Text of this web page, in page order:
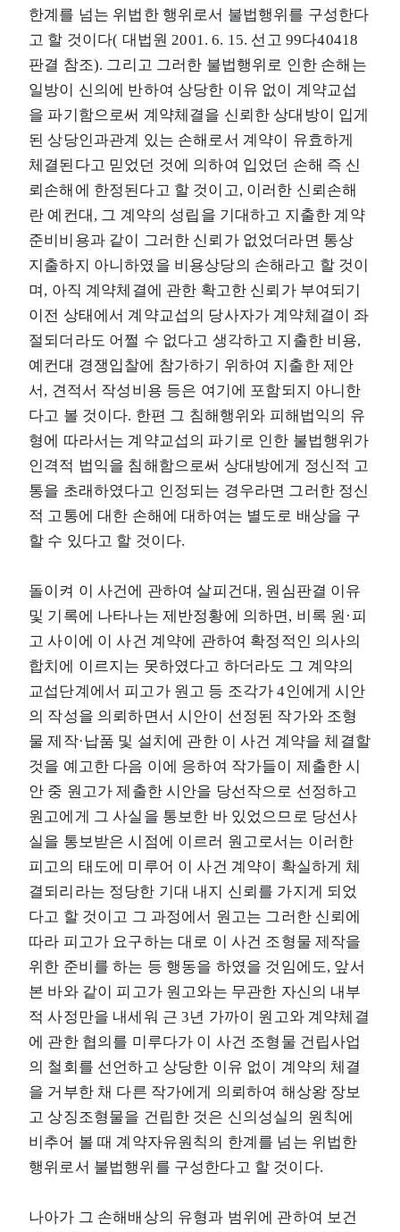
한계를 넘는 위법한 행위로서 불법행위를 구성한다
고 할 것이다( 대법원 2001. 6. 15. 선고 99다40418
판결 참조). 그리고 그러한 불법행위로 인한 손해는
일방이 신의에 반하여 상당한 이유 없이 계약교섭
을 파기함으로써 계약체결을 신뢰한 상대방이 입게
된 상당인과관계 있는 손해로서 계약이 유효하게
체결된다고 믿었던 것에 의하여 입었던 손해 즉 신
뢰손해에 한정된다고 할 것이고, 이러한 신뢰손해
란 예컨대, 그 계약의 성립을 기대하고 지출한 계약
준비비용과 같이 그러한 신뢰가 없었더라면 통상
지출하지 아니하였을 비용상당의 손해라고 할 것이
며, 아직 계약체결에 관한 확고한 신뢰가 부여되기
이전 상태에서 계약교섭의 당사자가 계약체결이 좌
절되더라도 어쩔 수 없다고 생각하고 지출한 비용,
예컨대 경쟁입찰에 참가하기 위하여 지출한 제안
서, 견적서 작성비용 등은 여기에 포함되지 아니한
다고 볼 것이다. 한편 그 침해행위와 피해법익의 유
형에 따라서는 계약교섭의 파기로 인한 불법행위가
인격적 법익을 침해함으로써 상대방에게 정신적 고
통을 초래하였다고 인정되는 경우라면 그러한 정신
적 고통에 대한 손해에 대하여는 별도로 배상을 구
할 수 있다고 할 것이다.
돌이켜 이 사건에 관하여 살피건대, 원심판결 이유
및 기록에 나타나는 제반정황에 의하면, 비록 원·피
고 사이에 이 사건 계약에 관하여 확정적인 의사의
합치에 이르지는 못하였다고 하더라도 그 계약의
교섭단계에서 피고가 원고 등 조각가 4인에게 시안
의 작성을 의뢰하면서 시안이 선정된 작가와 조형
물 제작·납품 및 설치에 관한 이 사건 계약을 체결할
것을 예고한 다음 이에 응하여 작가들이 제출한 시
안 중 원고가 제출한 시안을 당선작으로 선정하고
원고에게 그 사실을 통보한 바 있었으므로 당선사
실을 통보받은 시점에 이르러 원고로서는 이러한
피고의 태도에 미루어 이 사건 계약이 확실하게 체
결되리라는 정당한 기대 내지 신뢰를 가지게 되었
다고 할 것이고 그 과정에서 원고는 그러한 신뢰에
따라 피고가 요구하는 대로 이 사건 조형물 제작을
위한 준비를 하는 등 행동을 하였을 것임에도, 앞서
본 바와 같이 피고가 원고와는 무관한 자신의 내부
적 사정만을 내세워 근 3년 가까이 원고와 계약체결
에 관한 협의를 미루다가 이 사건 조형물 건립사업
의 철회를 선언하고 상당한 이유 없이 계약의 체결
을 거부한 채 다른 작가에게 의뢰하여 해상왕 장보
고 상징조형물을 건립한 것은 신의성실의 원칙에
비추어 볼 때 계약자유원칙의 한계를 넘는 위법한
행위로서 불법행위를 구성한다고 할 것이다.
나아가 그 손해배상의 유형과 범위에 관하여 보건